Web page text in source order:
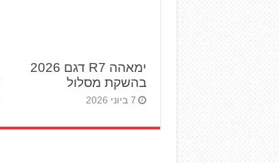
ימאהה R7 דגם 2026
בהשקת מסלול
7 ביוני 2026